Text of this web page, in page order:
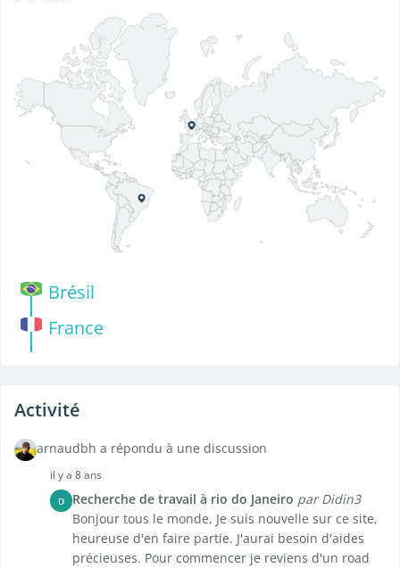
Brésil
France
Activité
arnaudbh a répondu à une discussion
il y a 8 ans
D Recherche de travail à rio do Janeiro par Didin3
Bonjour tous le monde, Je suis nouvelle sur ce site,
heureuse d'en faire partie. J'aurai besoin d'aides
précieuses. Pour commencer je reviens d'un road